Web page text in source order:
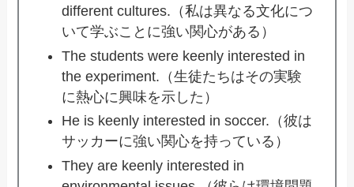
different cultures.（私は異なる文化につ
いて学ぶことに強い関心がある）
The students were keenly interested in
the experiment.（生徒たちはその実験
に熱心に興味を示した）
He is keenly interested in soccer.（彼は
サッカーに強い関心を持っている）
They are keenly interested in